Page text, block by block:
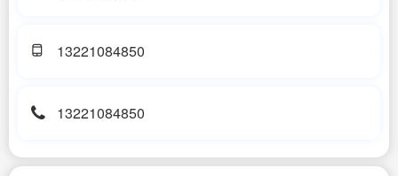
13221084850
13221084850